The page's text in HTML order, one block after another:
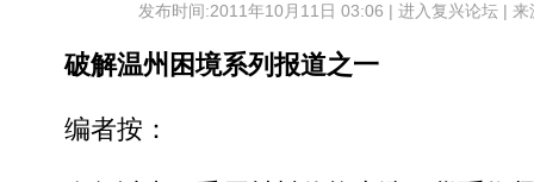
发布时间:2011年10月11日 03:06 | 进入复兴论坛| 来
破解温州困境系列报道之一
编者按：